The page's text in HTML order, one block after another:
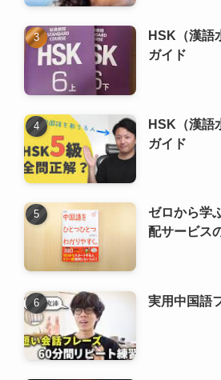
HSK（漢語
ガイド
HSK（漢語
ガイド
ゼロから学
配サービス
実用中国語